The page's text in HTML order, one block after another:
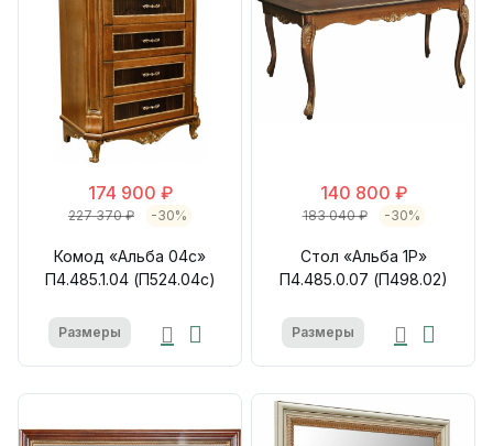
174 900 ₽
227 370 ₽ -30%
Комод «Альба 04с»
П4.485.1.04 (П524.04с)
Размеры
140 800 ₽
183 040 ₽ -30%
Стол «Альба 1Р»
П4.485.0.07 (П498.02)
Размеры